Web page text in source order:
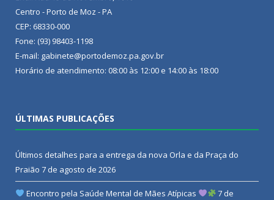
Centro - Porto de Moz - PA
CEP: 68330-000
Fone: (93) 98403-1198
E-mail: gabinete@portodemoz.pa.gov.br
Horário de atendimento: 08:00 às 12:00 e 14:00 às 18:00
ÚLTIMAS PUBLICAÇÕES
Últimos detalhes para a entrega da nova Orla e da Praça do
Praião 7 de agosto de 2026
Encontro pela Saúde Mental de Mães Atípicas
7 de